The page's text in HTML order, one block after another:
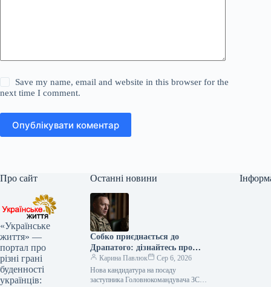
Save my name, email and website in this browser for the
next time I comment.
Опублікувати коментар
Про сайт
«Українське
життя» —
портал про
різні грані
буденності
українців:
Останні новини
Собко приєднається до
Драпатого: дізнайтесь про
нового заступника
Карина Павлюк
Сер 6, 2026
Нова кандидатура на посаду
заступника Головнокомандувача ЗСУ